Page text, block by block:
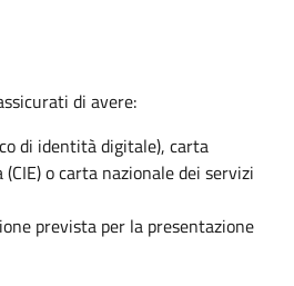
di avere:
di identità digitale), carta
o carta nazionale dei servizi
prevista per la presentazione